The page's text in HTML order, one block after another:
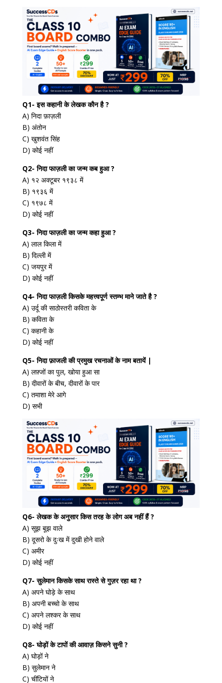
Q1- इस कहानी के लेखक कौन है ?
A) निदा फ़ाज़ली
B) अंतोन
C) खुशवंत सिंह
D) कोई नहीं
Q2- निदा फाज़ली का जन्म कब हुआ ?
A) १२ अक्टूबर १९३८ में
B) १९३६ में
C) १९७८ में
D) कोई नहीं
Q3- निदा फाज़ली का जन्म कहा हुआ ?
A) लाल किला में
B) दिल्ली में
C) जयपुर में
D) कोई नहीं
Q4- निदा फाज़ली किसके महत्त्वपूर्ण स्तम्भ माने जाते है ?
A) उर्दू की साठोस्तरी कविता के
B) कविता के
C) कहानी के
D) कोई नहीं
Q5- निदा फ़ाजली की प्रमुख रचनाओं के नाम बतायें |
A) लफ़्जों का पुल, खोया हुआ सा
B) दीवारों के बीच, दीवारों के पार
C) तमाशा मेरे आगे
D) सभी
Q6- लेखक के अनुसार किस तरह के लोग अब नहीं हैं ?
A) सूझ बूझ वाले
B) दूसरो के दुःख में दुखी होने वाले
C) अमीर
D) कोई नहीं
Q7- सुलेमान किसके साथ रास्ते से गुज़र रहा था ?
A) अपने घोड़े के साथ
B) अपनी बच्चो के साथ
C) अपने लश्कर के साथ
D) कोई नहीं
Q8- घोड़ों के टापों की आवाज़ किसने सुनी ?
A) घोड़ों ने
B) सुलेमान ने
C) चींटियों ने